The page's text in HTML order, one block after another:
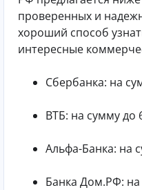
проверенных и
хороший способ
интересные
Сбербанка: на
ВТБ: на сумму до
Альфа-Банка: на
Банка Дом.РФ: